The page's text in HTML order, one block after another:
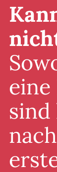
eine
sind